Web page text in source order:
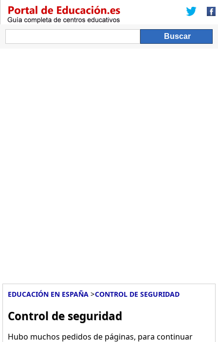
EDUCACIÓN EN ESPAÑA >CONTROL DE SEGURIDAD
Control de seguridad
Hubo muchos pedidos de páginas, para continuar